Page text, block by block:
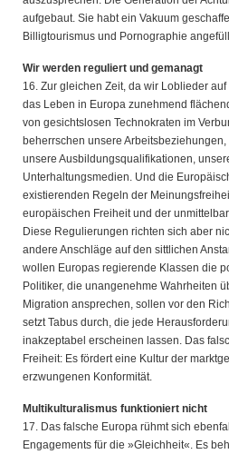
aufgebaut. Sie habt ein Vakuum
Billigtourismus und Pornographie
Wir werden reguliert und gemanagt
16. Zur gleichen Zeit, da wir Loblieder
das Leben in Europa zunehmend
von gesichtslosen Technokraten im
beherrschen unsere
unsere Ausbildungsqualifikationen,
Unterhaltungsmedien. Und die
existierenden Regeln der
europäischen Freiheit und der
Diese Regulierungen richten sich aber
andere Anschläge auf den sittlichen
wollen Europas regierende Klassen die
Politiker, die unangenehme Wahrheiten
Migration ansprechen, sollen vor den
setzt Tabus durch, die jede
inakzeptabel erscheinen lassen. Das
Freiheit: Es fördert eine Kultur der
erzwungenen Konformität.
Multikulturalismus funktioniert nicht
17. Das falsche Europa rühmt sich
Engagements für die »Gleichheit«. Es